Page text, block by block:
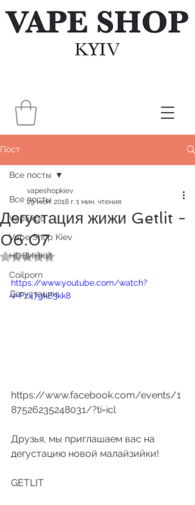
Пост
Все посты
VapExpo
Vape Shop Kiev
НОВИНКИ
Coilporn
Дегустации
Все посты
Дегустация жижи Getlit -
06.07
vapeshopkiev
29 июн. 2018 г. 1 мин. чтения
Оценка: не число из 5 звезд.
https://www.youtube.com/watch?
v=Pz47gkE3kk8
https://www.facebook.com/events/1
87526235248031/?ti=icl
Друзья, мы приглашаем вас на
дегустацию новой малайзийки!
GETLIT